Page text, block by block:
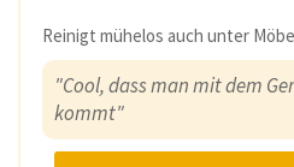
Reinigt mühelos auch unter
"Cool, dass man mit dem
kommt"